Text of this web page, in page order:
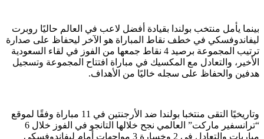
بينما يأمل منتخب بولندا بقيادة أفضل لاعب في العالم حاليًا روبرت
ليفاندوفسكي في خطف نقاط المباراة هو الآخر ليحفاظ على صدارة
ترتيب المجموعة برصيد 4 نقاط جمعها من الفوز في لقاء السعودية
الأخير، والتعادل مع المكسيك في مباراة افتتاح المجموعة وتسجيل
هدفين والحفاظ على سجله خاليًا من الأهداف.
وتاريخيًا التقى منتخبا بولندا ضد الأرجنتين في 11 مباراة وفقًا لموقع
“ترانسفير ماركت” العالمي نجح خلالها التانجو في الفوز خلال 6
مباريات والتعادل في 2 وخسارة 3 مواجهات أمام ليفاندوفسكي